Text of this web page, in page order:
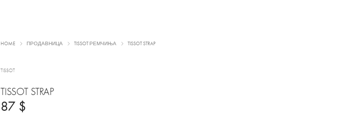
HOME ПРОДАВНИЦА TISSOT РЕМЧИЊА TISSOT STRAP
TISSOT
TISSOT STRAP
87 $